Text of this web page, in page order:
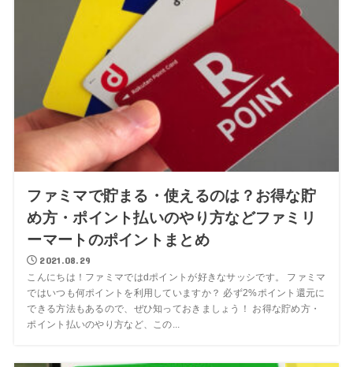
ファミマで貯まる・使えるのは？お得な貯
め方・ポイント払いのやり方などファミリ
ーマートのポイントまとめ
2021.08.29
こんにちは！ファミマではdポイントが好きなサッシです。 ファミマ
ではいつも何ポイントを利用していますか？ 必ず2%ポイント還元に
できる方法もあるので、ぜひ知っておきましょう！ お得な貯め方・
ポイント払いのやり方など、この...